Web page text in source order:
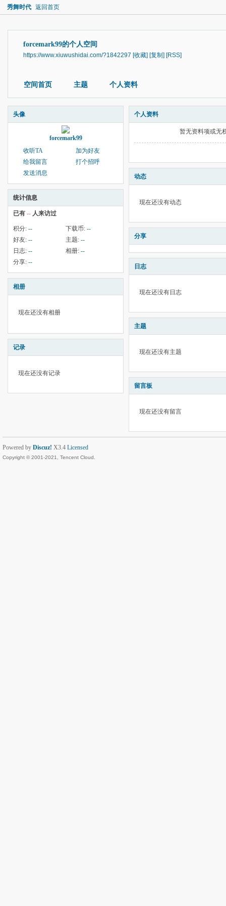
秀舞时代 返回首页
forcemark99的个人空间
https://www.xiuwushidai.com/?1842297 [收藏] [复制] [RSS]
空间首页 主题 个人资料
头像
forcemark99
收听TA
加为好友
给我留言
打个招呼
发送消息
统计信息
已有 -- 人来访过
积分: -- 下载币: --
好友: -- 主题: --
日志: -- 相册: --
分享: --
相册
现在还没有相册
记录
现在还没有记录
个人资料
暂无资料项或无
动态
现在还没有动态
分享
日志
现在还没有日志
主题
现在还没有主题
留言板
现在还没有留言
Powered by Discuz! X3.4 Licensed
Copyright © 2001-2021, Tencent Cloud.